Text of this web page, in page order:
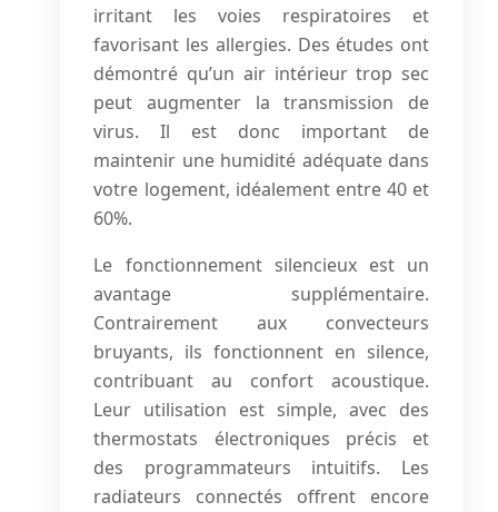
irritant les voies respiratoires et
favorisant les allergies. Des études ont
démontré qu’un air intérieur trop sec
peut augmenter la transmission de
virus. Il est donc important de
maintenir une humidité adéquate dans
votre logement, idéalement entre 40 et
60%.
Le fonctionnement silencieux est un
avantage supplémentaire.
Contrairement aux convecteurs
bruyants, ils fonctionnent en silence,
contribuant au confort acoustique.
Leur utilisation est simple, avec des
thermostats électroniques précis et
des programmateurs intuitifs. Les
radiateurs connectés offrent encore